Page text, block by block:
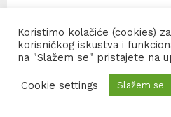
Lifestyle
Link
Moj stav
Koristimo kolačiće (cookies)
korisničkog iskustva i
na "Slažem se" pristajete na
Cookie settings Slažem se